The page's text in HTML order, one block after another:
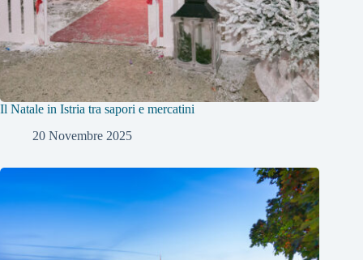
Il Natale in Istria tra sapori e mercatini
20 Novembre 2025